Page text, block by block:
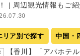
| 周辺観光情報もご紹
リア別で探す 中国・
【香川】「アパホテ